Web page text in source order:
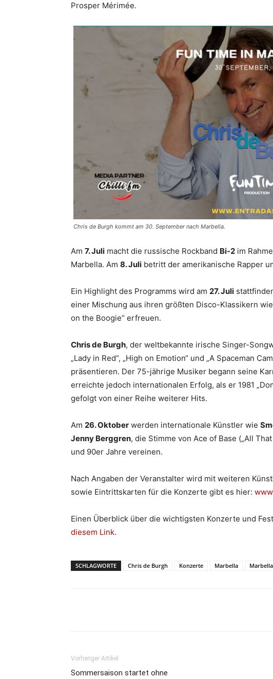
Prosper Mérimée.
Chris de Burgh kommt am 30. September nach Marbella.
Am 7. Juli macht die russische Rockband Bi-2 im
Marbella. Am 8. Juli betritt der amerikanische Rapper
Ein Highlight des Programms wird am 27. Juli
einer Mischung aus ihren größten Disco-Klassikern wie
on the Boogie“ erfreuen.
Chris de Burgh, der weltbekannte irische Singer-
„Lady in Red“, „High on Emotion“ und „A Spaceman
präsentieren. Der 75-jährige Musiker begann seine
erreichte jedoch internationalen Erfolg, als er 1981
gefolgt von einer Reihe weiterer Hits.
Am 26. Oktober werden internationale Künstler wie
Jenny Berggren, die Stimme von Ace of Base („All
und 90er Jahre vereinen.
Nach Angaben der Veranstalter wird mit weiteren
sowie Eintrittskarten für die Konzerte gibt es hier:
Einen Überblick über die wichtigsten Konzerte und
diesem Link.
SCHLAGWORTE Chris de Burgh Konzerte Marbella
Vorheriger Artikel
Sommersaison startet ohne